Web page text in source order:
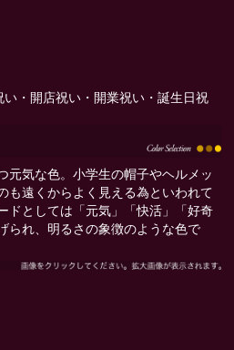
・開店祝い・開業祝い・誕生日祝
元気な色。小学生の帽子やヘルメッ
も遠くからよく見える為といわれて
ドとしては「元気」「快活」「好奇
られ、明るさの象徴のような色で